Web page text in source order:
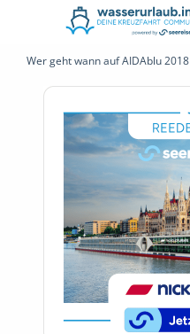
Wer geht wann auf AIDAblu 2018